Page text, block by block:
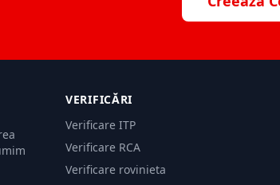
VERIFICĂRI
Verificare ITP
Verificare RCA
Verificare rovinieta